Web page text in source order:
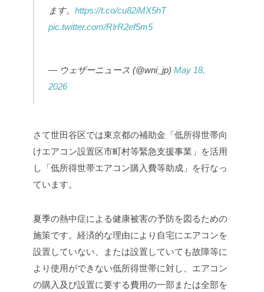
ます。 https://t.co/cu82iMX5hT
pic.twitter.com/RlrR2ef5m5
— ウェザーニュース (@wni_jp) May 18,
2026
さて世田谷区では東京都の補助金「低所得世帯向
けエアコン設置区市町村等緊急支援事業」を活用
し「低所得世帯エアコン購入費等助成」を行なっ
ています。
夏季の熱中症による健康被害の予防を図るための
施策です。経済的な理由により自宅にエアコンを
設置していない、または設置していても故障等に
より使用ができない低所得世帯に対し、エアコン
の購入及び設置に要する費用の一部または全部を